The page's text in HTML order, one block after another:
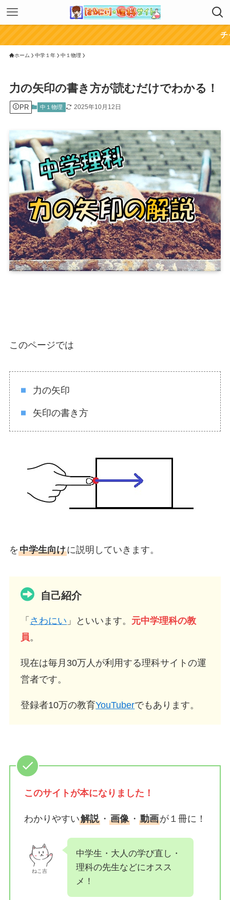
チャンネル
ホーム 中学１年 中１物理
力の矢印の書き方が読むだけでわかる！
PR 中１物理 2025年10月12日
このページでは
力の矢印
矢印の書き方
を中学生向けに説明していきます。
自己紹介
「 さわにい 」といいます。 元中学理科の教
員 。
現在は毎月30万人が利用する理科サイトの運
営者です。
登録者10万の教育YouTuberでもあります。
このサイトが本になりました！
わかりやすい解説・ 画像・ 動画が１冊に！
ねこ吉
中学生・大人の学び直し・
理科の先生などにオスス
メ！